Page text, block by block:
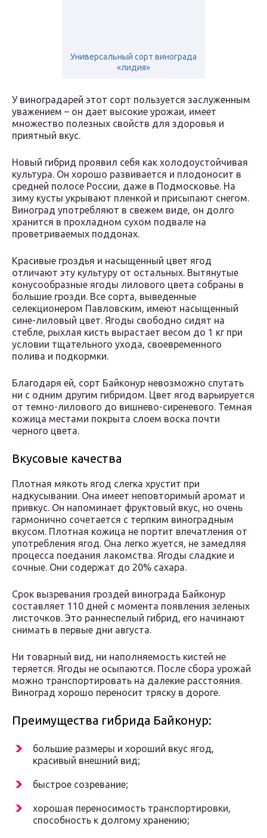
Универсальный сорт винограда
«лидия»
У виноградарей этот сорт пользуется заслуженным
уважением – он дает высокие урожаи, имеет
множество полезных свойств для здоровья и
приятный вкус.
Новый гибрид проявил себя как холодоустойчивая
культура. Он хорошо развивается и плодоносит в
средней полосе России, даже в Подмосковье. На
зиму кусты укрывают пленкой и присыпают снегом.
Виноград употребляют в свежем виде, он долго
хранится в прохладном сухом подвале на
проветриваемых поддонах.
Красивые гроздья и насыщенный цвет ягод
отличают эту культуру от остальных. Вытянутые
конусообразные ягоды лилового цвета собраны в
большие грозди. Все сорта, выведенные
селекционером Павловским, имеют насыщенный
сине-лиловый цвет. Ягоды свободно сидят на
стебле, рыхлая кисть вырастает весом до 1 кг при
условии тщательного ухода, своевременного
полива и подкормки.
Благодаря ей, сорт Байконур невозможно спутать
ни с одним другим гибридом. Цвет ягод варьируется
от темно-лилового до вишнево-сиреневого. Темная
кожица местами покрыта слоем воска почти
черного цвета.
Вкусовые качества
Плотная мякоть ягод слегка хрустит при
надкусывании. Она имеет неповторимый аромат и
привкус. Он напоминает фруктовый вкус, но очень
гармонично сочетается с терпким виноградным
вкусом. Плотная кожица не портит впечатления от
употребления ягод. Она легко жуется, не замедляя
процесса поедания лакомства. Ягоды сладкие и
сочные. Они содержат до 20% сахара.
Срок вызревания гроздей винограда Байконур
составляет 110 дней с момента появления зеленых
листочков. Это раннеспелый гибрид, его начинают
снимать в первые дни августа.
Ни товарный вид, ни наполняемость кистей не
теряется. Ягоды не осыпаются. После сбора урожай
можно транспортировать на далекие расстояния.
Виноград хорошо переносит тряску в дороге.
Преимущества гибрида Байконур:
большие размеры и хороший вкус ягод,
красивый внешний вид;
быстрое созревание;
хорошая переносимость транспортировки,
способность к долгому хранению;